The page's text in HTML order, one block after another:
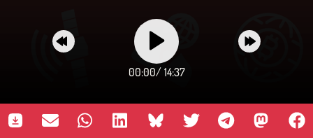
00:00/ 14:37